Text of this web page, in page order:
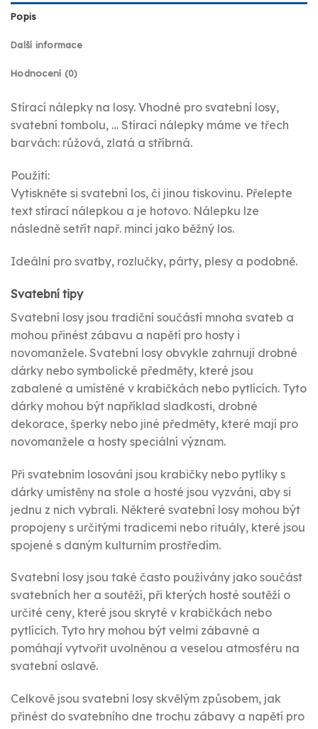
Popis
Další informace
Hodnocení (0)
Stírací nálepky na losy. Vhodné pro svatební losy,
svatební tombolu, … Stírací nálepky máme ve třech
barvách: růžová, zlatá a stříbrná.
Použití:
Vytiskněte si svatební los, či jinou tiskovinu. Přelepte
text stírací nálepkou a je hotovo. Nálepku lze
následně setřít např. mincí jako běžný los.
Ideální pro svatby, rozlučky, párty, plesy a podobně.
Svatební tipy
Svatební losy jsou tradiční součástí mnoha svateb a
mohou přinést zábavu a napětí pro hosty i
novomanžele. Svatební losy obvykle zahrnují drobné
dárky nebo symbolické předměty, které jsou
zabalené a umístěné v krabičkách nebo pytlících. Tyto
dárky mohou být například sladkosti, drobné
dekorace, šperky nebo jiné předměty, které mají pro
novomanžele a hosty speciální význam.
Při svatebním losování jsou krabičky nebo pytlíky s
dárky umístěny na stole a hosté jsou vyzváni, aby si
jednu z nich vybrali. Některé svatební losy mohou být
propojeny s určitými tradicemi nebo rituály, které jsou
spojené s daným kulturním prostředím.
Svatební losy jsou také často používány jako součást
svatebních her a soutěží, při kterých hosté soutěží o
určité ceny, které jsou skryté v krabičkách nebo
pytlících. Tyto hry mohou být velmi zábavné a
pomáhají vytvořit uvolněnou a veselou atmosféru na
svatební oslavě.
Celkově jsou svatební losy skvělým způsobem, jak
přinést do svatebního dne trochu zábavy a napětí pro